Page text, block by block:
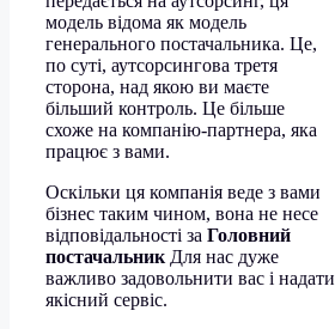
модель відома як модель
генерального постачальника. Це,
по суті, аутсорсингова третя
сторона, над якою ви маєте
більший контроль. Це більше
схоже на компанію-партнера, яка
працює з вами.
Оскільки ця компанія веде з вами
бізнес таким чином, вона не несе
відповідальності за Головний
постачальникДля нас дуже
важливо задовольнити вас і надати
якісний сервіс.